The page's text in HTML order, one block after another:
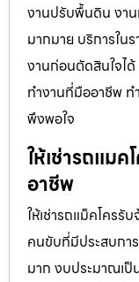
งานปรับพื้นดิน งา
มากมาย บริการใน
งานก่อนตัดสินใจไ
ทำงานที่มืออาชีพ ท
พึงพอใจ
ให้เช่ารถแม
อาชีพ
ให้เช่ารถแม็คโครรั
คนขับที่มีประสบกา
มาก งบประมาณเป็